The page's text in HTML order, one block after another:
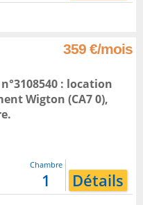
359 €/mois
: location
Wigton (CA7 0),
.
Chambre
1 Détails